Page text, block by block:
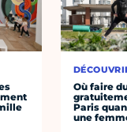
Où faire
Paris
une